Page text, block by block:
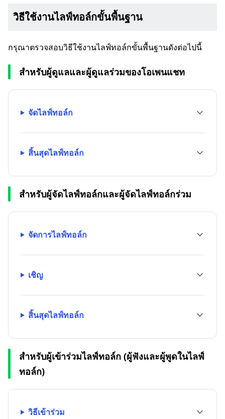
วิธีใช้งานไลฟ์ทอล์กขั้นพื้นฐาน
กรุณาตรวจสอบวิธีใช้งานไลฟ์ทอล์กขั้นพื้นฐานดังต่อไปนี้
สำหรับผู้ดูแลและผู้ดูแลร่วมของโอเพนแชท
จัดไลฟ์ทอล์ก
สิ้นสุดไลฟ์ทอล์ก
สำหรับผู้จัดไลฟ์ทอล์กและผู้จัดไลฟ์ทอล์กร่วม
จัดการไลฟ์ทอล์ก
เชิญ
สิ้นสุดไลฟ์ทอล์ก
สำหรับผู้เข้าร่วมไลฟ์ทอล์ก (ผู้ฟังและผู้พูดในไลฟ์
ทอล์ก)
วิธีเข้าร่วม